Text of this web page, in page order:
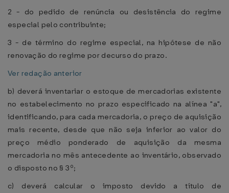
2 - do pedido de renúncia ou desistência do regime
especial pelo contribuinte;
3 - de término do regime especial, na hipótese de não
renovação do regime por decurso do prazo.
Ver redação anterior
b) deverá inventariar o estoque de mercadorias existente
no estabelecimento no prazo especificado na alínea "a",
identificando, para cada mercadoria, o preço de aquisição
mais recente, desde que não seja inferior ao valor do
preço médio ponderado de aquisição da mesma
mercadoria no mês antecedente ao inventário, observado
o disposto no § 3º;
c) deverá calcular o imposto devido a título de